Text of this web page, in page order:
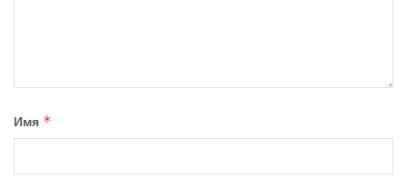
Имя *